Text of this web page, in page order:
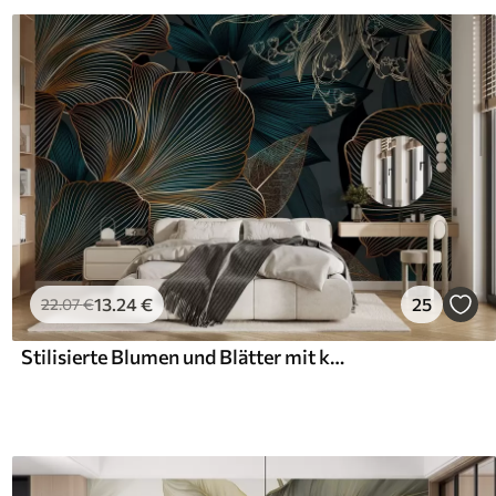
22.07€13.24€ 25
Stilisierte Blumen und Blätter mit komplizierter Linienführung in Teal- und Gelbtönen auf dunklem Hintergrund